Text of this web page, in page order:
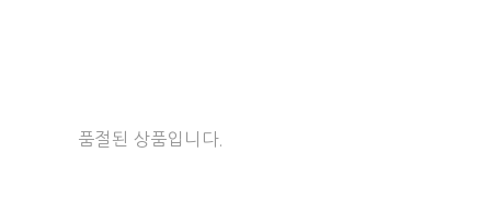
품절된 상품입니다.